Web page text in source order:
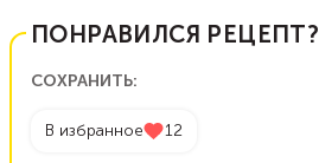
ПОНРАВИЛСЯ РЕЦЕПТ?
СОХРАНИТЬ:
В избранное 12